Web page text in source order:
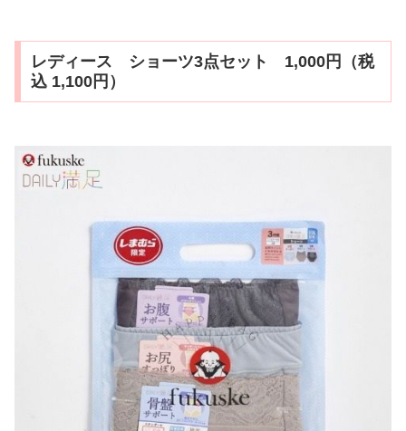
レディース ショーツ3点セット 1,000円（税
込 1,100円）